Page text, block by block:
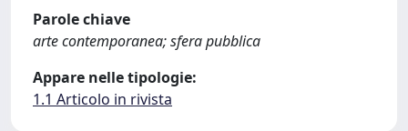
Parole chiave
arte contemporanea; sfera pubblica
Appare nelle tipologie:
1.1 Articolo in rivista